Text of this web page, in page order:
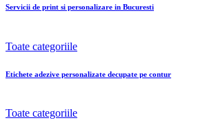
Servicii de print si personalizare in Bucuresti
Toate categoriile
Etichete adezive personalizate decupate pe contur
Toate categoriile